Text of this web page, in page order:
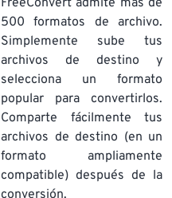
FreeConvert admite más de
500 formatos de archivo.
Simplemente sube tus
archivos de destino y
selecciona un formato
popular para convertirlos.
Comparte fácilmente tus
archivos de destino (en un
formato ampliamente
compatible) después de la
conversión.